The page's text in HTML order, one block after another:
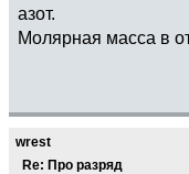
азот.
Молярная масса в
wrest
Re: Про разряд